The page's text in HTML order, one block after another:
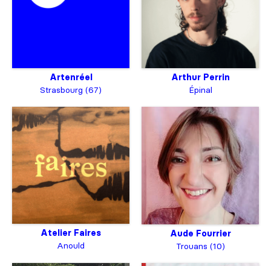
Artenréel
Strasbourg (67)
Arthur Perrin
Épinal
Atelier Faires
Anould
Aude Fourrier
Trouans (10)